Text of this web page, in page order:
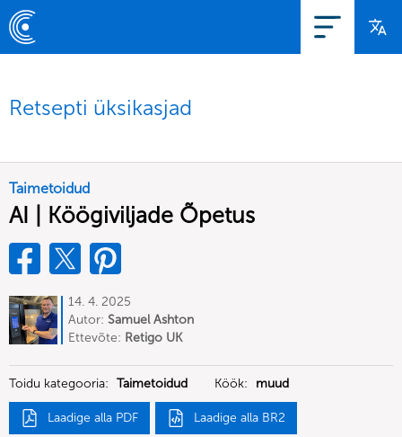
Retsepti üksikasjad
Taimetoidud
AI | Köögiviljade Õpetus
14. 4. 2025
Autor: Samuel Ashton
Ettevõte: Retigo UK
Toidu kategooria: Taimetoidud Köök: muud
Laadige alla PDF Laadige alla BR2